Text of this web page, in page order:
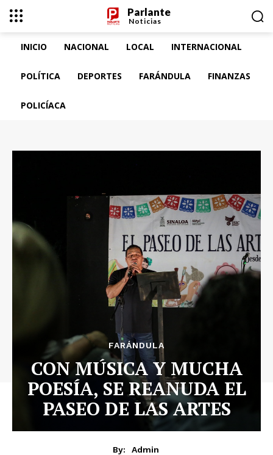
Parlante
Noticias
INICIO NACIONAL LOCAL INTERNACIONAL
POLÍTICA DEPORTES FARÁNDULA FINANZAS
POLICÍACA
FARÁNDULA
CON MÚSICA Y MUCHA
POESÍA, SE REANUDA EL
PASEO DE LAS ARTES
By:
Admin